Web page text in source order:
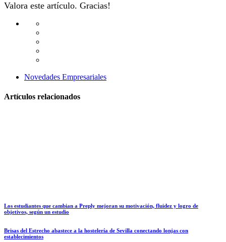
Valora este artículo. Gracias!
Novedades Empresariales
Artículos relacionados
Los estudiantes que cambian a Preply mejoran su motivación, fluidez y logro de
objetivos, según un estudio
Brisas del Estrecho abastece a la hostelería de Sevilla conectando lonjas con
establecimientos